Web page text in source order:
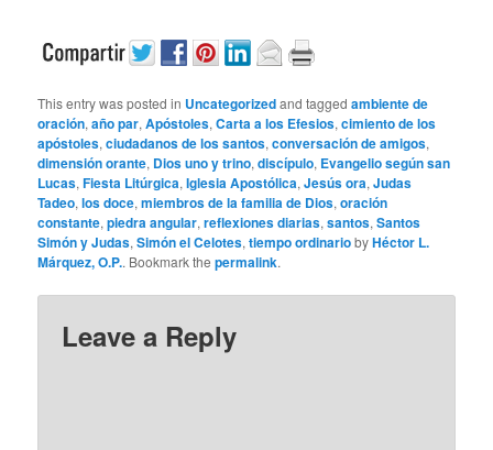
This entry was posted in Uncategorizedand taggedambiente de
oración,año par,Apóstoles,Carta a los Efesios,cimiento de los
apóstoles,ciudadanos de los santos,conversación de amigos,
dimensión orante, Dios uno y trino,discípulo, Evangelio según san
Lucas,Fiesta Litúrgica,Iglesia Apostólica,Jesús ora,Judas
Tadeo,los doce,miembros de la familia de Dios,oración
constante,piedra angular,reflexiones diarias,santos,Santos
Simón y Judas,Simón el Celotes,tiempo ordinariobyHéctor L.
Márquez, O.P.. Bookmark thepermalink.
Leave a Reply